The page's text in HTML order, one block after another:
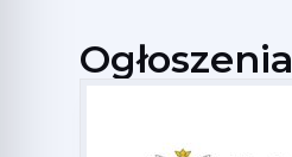
Ogłoszenia